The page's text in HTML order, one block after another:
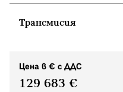
Tрансмисия
Цена в € с ДДС
129 683 €